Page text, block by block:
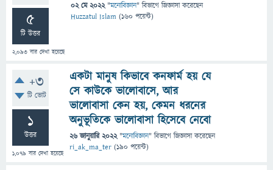
5
টি উত্তর
2,093 বার দেখা হয়েছে
02 মে 2022 "মনোবিজ্ঞান" বিভাগে জিজ্ঞাসাকরেছেন
Huzzatul Islam (160 পয়েন্ট)
+3
টি ভোট
1
উত্তর
1,079 বার দেখা হয়েছে
একটা মানুষ কিভাবে কনফার্ম হয় যে
সে কাউকে ভালোবাসে, আর
ভালোবাসা কেন হয়, কেমন ধরনের
অনুভূতিকে ভালোবাসা হিসেবে নেবো
26 জানুয়ারি 2022 "মনোবিজ্ঞান" বিভাগে জিজ্ঞাসাকরেছেন
ri_ak_ma_ter (190 পয়েন্ট)